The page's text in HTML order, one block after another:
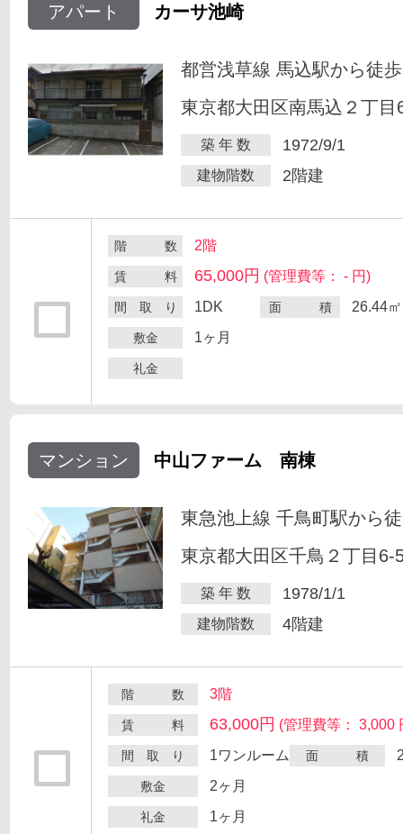
アパート カーサ池崎
都営浅草線 馬込駅から徒
東京都大田区南馬込２丁目
築 年 数 1972/9/1
建物階数 2階建
階 数 2階
賃 料 65,000円 (管理費等： - 円)
間 取 り 1DK 面 積 26.44㎡
敷金 1ヶ月
礼金
マンション 中山ファーム 南棟
東急池上線 千鳥町駅から
東京都大田区千鳥２丁目6-
築 年 数 1978/1/1
建物階数 4階建
階 数 3階
賃 料 63,000円 (管理費等： 3,000
間 取 り 1ワンルーム 面 積
敷金 2ヶ月
礼金 1ヶ月